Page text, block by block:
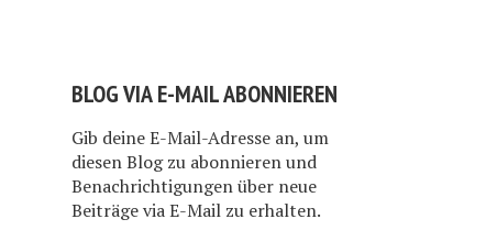
BLOG VIA E-MAIL ABONNIEREN
Gib deine E-Mail-Adresse an, um
diesen Blog zu abonnieren und
Benachrichtigungen über neue
Beiträge via E-Mail zu erhalten.